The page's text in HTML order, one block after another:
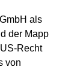
als
der Mapp
Recht
von